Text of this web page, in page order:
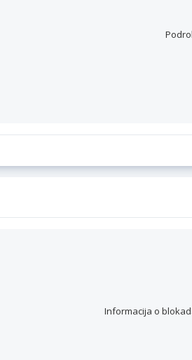
Informacija o